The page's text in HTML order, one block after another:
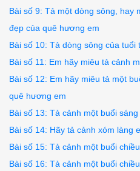
Bài số 9: Tả một dòng sông, hay
đẹp của quê hương em
Bài số 10: Tả dòng sông của tuổi
Bài số 11: Em hãy miêu tả cảnh
Bài số 12: Em hãy miêu tả một
quê hương em
Bài số 13: Tả cảnh một buổi
Bài số 14: Hãy tả cảnh xóm làng
Bài số 15: Tả cảnh một buổi
Bài số 16: Tả cảnh một buổi